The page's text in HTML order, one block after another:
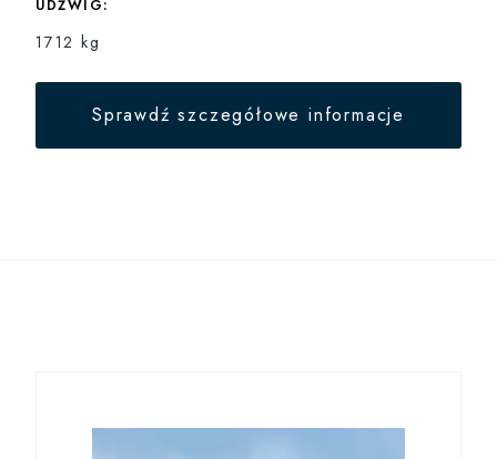
UDŹWIG:
1712 kg
Sprawdź szczegółowe informacje